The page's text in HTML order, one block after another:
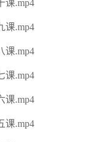
课.mp4
课.mp4
课.mp4
课.mp4
课.mp4
课.mp4